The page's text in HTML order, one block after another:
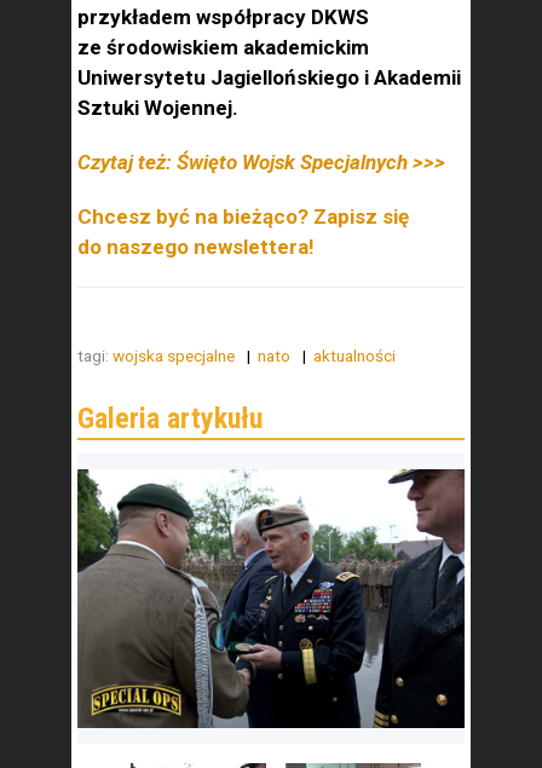
przykładem współpracy DKWS
ze środowiskiem akademickim
Uniwersytetu Jagiellońskiego i Akademii
Sztuki Wojennej.
Czytaj też: Święto Wojsk Specjalnych >>>
Chcesz być na bieżąco? Zapisz się
do naszego newslettera!
tagi: wojska specjalne nato aktualności